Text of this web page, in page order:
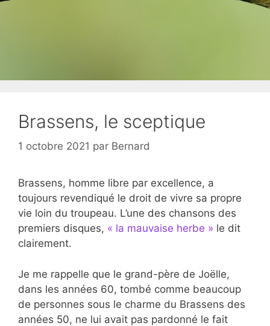
Brassens, le sceptique
1 octobre 2021 par Bernard
Brassens, homme libre par excellence, a
toujours revendiqué le droit de vivre sa propre
vie loin du troupeau. L’une des chansons des
premiers disques, « la mauvaise herbe » le dit
clairement.
Je me rappelle que le grand-père de Joëlle,
dans les années 60, tombé comme beaucoup
de personnes sous le charme du Brassens des
années 50, ne lui avait pas pardonné le fait